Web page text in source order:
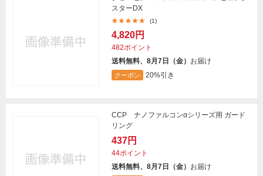
スターDX
(1)
4,820円
482ポイント
送料無料、8月7日（金） お届け
クーポン 20%引き
CCP ナノファルコンαシリーズ用 ガード
リング
437円
44ポイント
送料無料、8月7日（金） お届け